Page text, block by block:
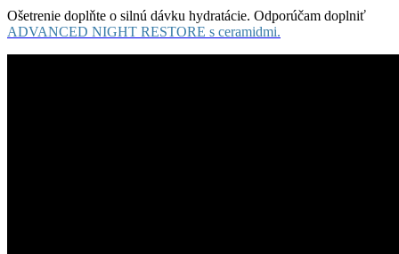
Ošetrenie doplňte o silnú dávku hydratácie. Odporúčam doplniť
ADVANCED NIGHT RESTORE s ceramidmi.